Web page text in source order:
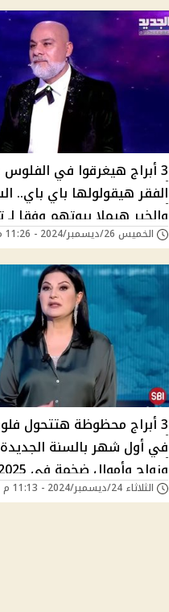
3 أبراج هيغرقوا في الفلوس
الفقر هيقولولها باي باي..
والخير هيملا بيوتهم وفقا
فغالي 2025
الخميس 26/ديسمبر/2024 - 11:26 م
3 أبراج محظوظة هتتحول
في أول شهر بالسنة
توقعات كارمن شماس
الثلاثاء 24/ديسمبر/2024 - 11:13 م